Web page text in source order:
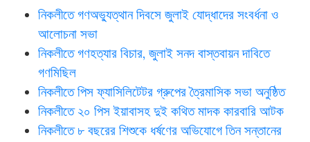
নিকলীতে গণঅভ্যুত্থান দিবসে জুলাই যোদ্ধাদের সংবর্ধনা ও
আলোচনা সভা
নিকলীতে গণহত্যার বিচার, জুলাই সনদ বাস্তবায়ন দাবিতে
গণমিছিল
নিকলীতে পিস ফ্যাসিলিটেটর গ্রুপের ত্রৈমাসিক সভা অনুষ্ঠিত
নিকলীতে ২০ পিস ইয়াবাসহ দুই কথিত মাদক কারবারি আটক
নিকলীতে ৮ বছরের শিশুকে ধর্ষণের অভিযোগে তিন সন্তানের